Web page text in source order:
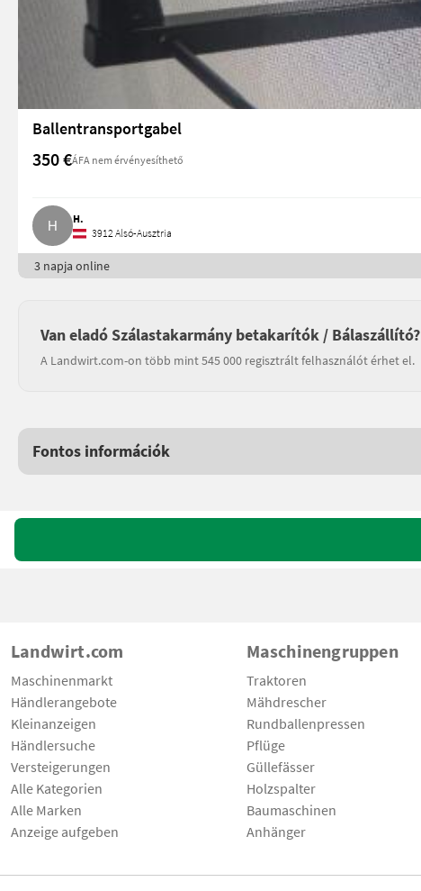
Ballentransportgabel
350 €ÁFA nem érvényesíthető
H.
3912 Alsó-Ausztria
3 napja online
Van eladó Szálastakarmány betakarítók / Bálaszállító?
A Landwirt.com-on több mint 545 000 regisztrált felhasználót érhet el.
Fontos információk
Landwirt.com
Maschinenmarkt
Händlerangebote
Kleinanzeigen
Händlersuche
Versteigerungen
Alle Kategorien
Alle Marken
Anzeige aufgeben
Maschinengruppen
Traktoren
Mähdrescher
Rundballenpressen
Pflüge
Güllefässer
Holzspalter
Baumaschinen
Anhänger